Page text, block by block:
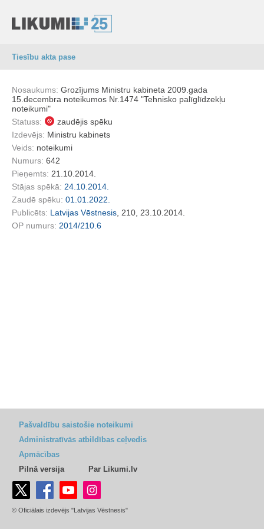
Tiesību akta pase
Nosaukums: Grozījums Ministru kabineta 2009.gada
15.decembra noteikumos Nr.1474 "Tehnisko palīglīdzekļu
noteikumi"
Statuss:
zaudējis spēku
Izdevējs: Ministru kabinets
Veids: noteikumi
Numurs: 642
Pieņemts: 21.10.2014.
Stājas spēkā: 24.10.2014.
Zaudē spēku: 01.01.2022.
Publicēts: Latvijas Vēstnesis , 210, 23.10.2014.
OP numurs: 2014/210.6
Pašvaldību saistošie noteikumi
Administratīvās atbildības ceļvedis
Apmācības
Pilnā versija
Par Likumi.lv
© Oficiālais izdevējs "Latvijas Vēstnesis"